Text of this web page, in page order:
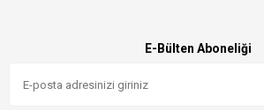
E-Bülten Aboneliği